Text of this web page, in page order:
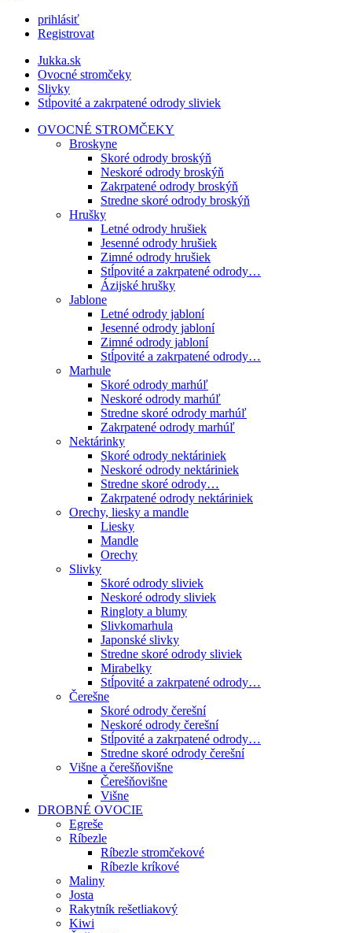
prihlásiť
Registrovat
Jukka.sk
Ovocné stromčeky
Slivky
Stĺpovité a zakrpatené odrody sliviek
OVOCNÉ STROMČEKY
Broskyne
Skoré odrody broskýň
Neskoré odrody broskýň
Zakrpatené odrody broskýň
Stredne skoré odrody broskýň
Hrušky
Letné odrody hrušiek
Jesenné odrody hrušiek
Zimné odrody hrušiek
Stĺpovité a zakrpatené odrody…
Ázijské hrušky
Jablone
Letné odrody jabloní
Jesenné odrody jabloní
Zimné odrody jabloní
Stĺpovité a zakrpatené odrody…
Marhule
Skoré odrody marhúľ
Neskoré odrody marhúľ
Stredne skoré odrody marhúľ
Zakrpatené odrody marhúľ
Nektárinky
Skoré odrody nektáriniek
Neskoré odrody nektáriniek
Stredne skoré odrody…
Zakrpatené odrody nektáriniek
Orechy, liesky a mandle
Liesky
Mandle
Orechy
Slivky
Skoré odrody sliviek
Neskoré odrody sliviek
Ringloty a blumy
Slivkomarhula
Japonské slivky
Stredne skoré odrody sliviek
Mirabelky
Stĺpovité a zakrpatené odrody…
Čerešne
Skoré odrody čerešní
Neskoré odrody čerešní
Stĺpovité a zakrpatené odrody…
Stredne skoré odrody čerešní
Višne a čerešňovišne
Čerešňovišne
Višne
DROBNÉ OVOCIE
Egreše
Ríbezle
Ríbezle stromčekové
Ríbezle kríkové
Maliny
Josta
Rakytník rešetliakový
Kiwi